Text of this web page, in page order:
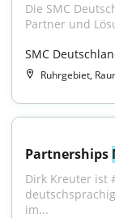
Die SMC
Partner und
SMC
Ruhrgebiet,
Partnerships
Dirk Kreuter ist
im...